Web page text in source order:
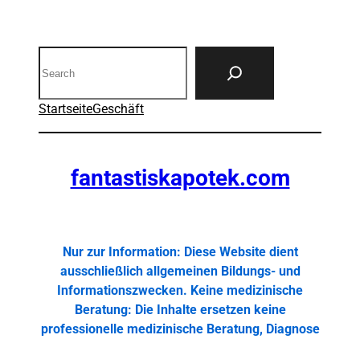
StartseiteGeschäft
fantastiskapotek.com
Nur zur Information: Diese Website dient
ausschließlich allgemeinen Bildungs- und
Informationszwecken. Keine medizinische
Beratung: Die Inhalte ersetzen keine
professionelle medizinische Beratung, Diagnose